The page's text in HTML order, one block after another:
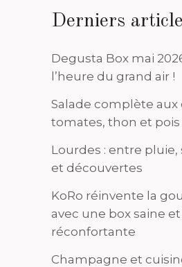
Derniers
Degusta Box mai
l’heure du grand air !
Salade complète
tomates, thon et
Lourdes : entre
et découvertes
KoRo réinvente la
avec une box saine et
réconfortante
Champagne et